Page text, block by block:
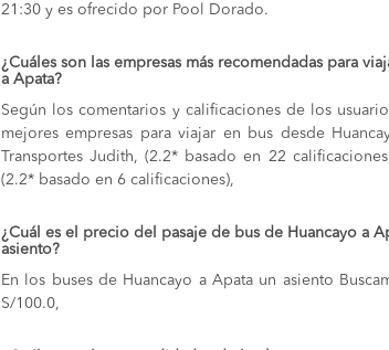
21:30 y es ofrecido por Pool Dorado.
¿Cuáles son las empresas más recomendadas para
a Apata?
Según los comentarios y calificaciones de los
mejores empresas para viajar en bus desde
Transportes Judith, (2.2* basado en 22
(2.2* basado en 6 calificaciones),
¿Cuál es el precio del pasaje de bus de Huancayo a
asiento?
En los buses de Huancayo a Apata un asiento
S/100.0,